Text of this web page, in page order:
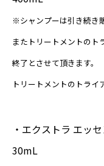
※シャンプーは引き続き
またトリートメントのト
終了とさせて頂きます。
トリートメントのトライ
・エクストラ エッ
30mL